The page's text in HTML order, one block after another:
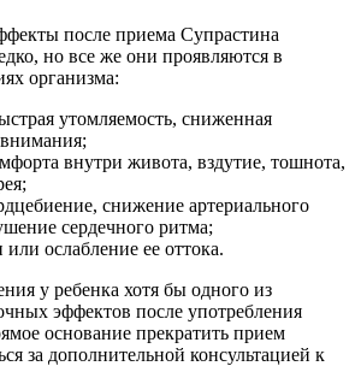
после приема Супрастина
но все же они проявляются в
организма:
утомляемость, сниженная
внутри живота, вздутие, тошнота,
снижение артериального
сердечного ритма;
ослабление ее оттока.
у ребенка хотя бы одного из
эффектов после употребления
основание прекратить прием
за дополнительной консультацией к